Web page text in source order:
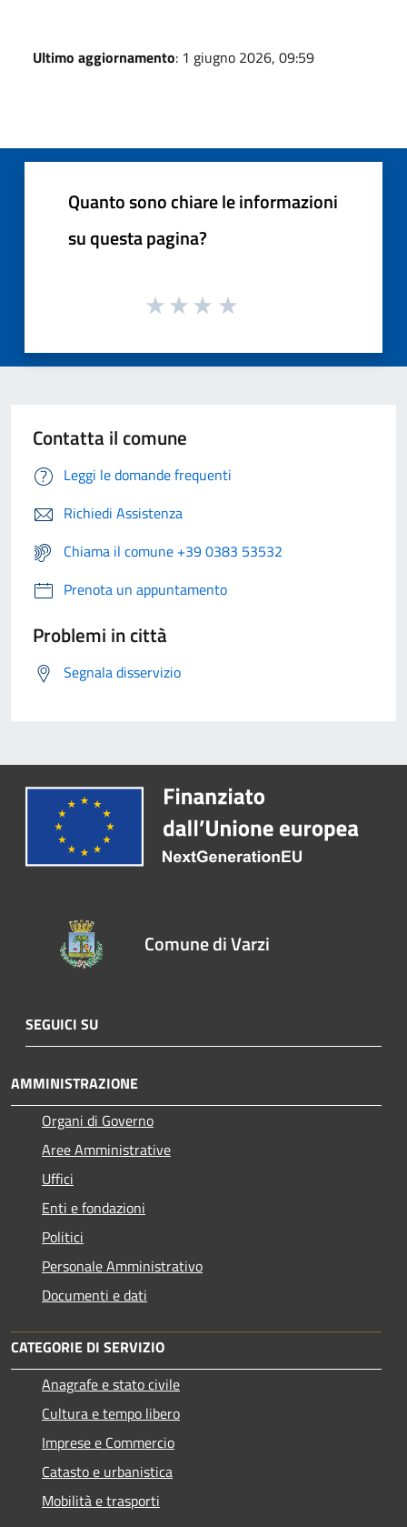
Ultimo aggiornamento: 1 giugno 2026, 09:59
Quanto sono chiare le informazioni
su questa pagina?
Contatta il comune
Leggi le domande frequenti
Richiedi Assistenza
Chiama il comune +39 0383 53532
Prenota un appuntamento
Problemi in città
Segnala disservizio
Comune di Varzi
SEGUICI SU
AMMINISTRAZIONE
Organi di Governo
Aree Amministrative
Uffici
Enti e fondazioni
Politici
Personale Amministrativo
Documenti e dati
CATEGORIE DI SERVIZIO
Anagrafe e stato civile
Cultura e tempo libero
Imprese e Commercio
Catasto e urbanistica
Mobilità e trasporti